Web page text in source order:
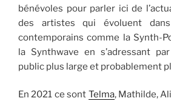
bénévoles pour parler ici de
des artistes qui évoluent
contemporains comme la Synth-
la Synthwave en s’adressant
public plus large et probablement
En 2021 ce sont Telma, Mathilde,